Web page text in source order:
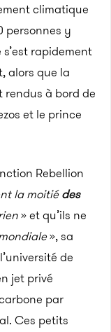
climatique
personnes y
rapidement
alors que la
rendus à bord de
et le prince
Rebellion
la moitiédes
» et qu’ils ne
», sa
de
jet privé
par
Ces petits